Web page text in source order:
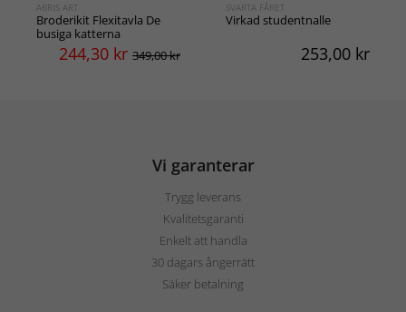
ABRIS ART
Broderikit Flexitavla De
busiga katterna
244,30 kr 349,00 kr
SVARTA FÅRET
Virkad studentnalle
253,00 kr
Vi garanterar
Trygg leverans
Kvalitetsgaranti
Enkelt att handla
30 dagars ångerrätt
Säker betalning